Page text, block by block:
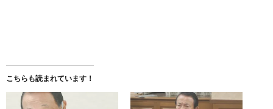
こちらも読まれています！